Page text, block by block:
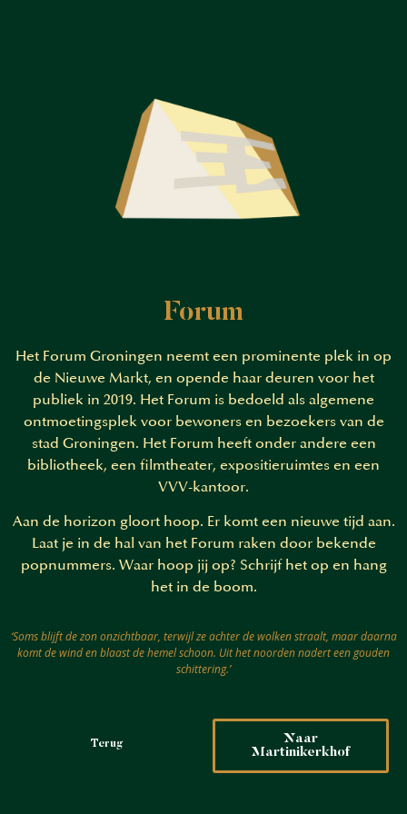
Forum
Het Forum Groningen neemt een prominente plek in op
de Nieuwe Markt, en opende haar deuren voor het
publiek in 2019. Het Forum is bedoeld als algemene
ontmoetingsplek voor bewoners en bezoekers van de
stad Groningen. Het Forum heeft onder andere een
bibliotheek, een filmtheater, expositieruimtes en een
VVV-kantoor.
Aan de horizon gloort hoop. Er komt een nieuwe tijd aan.
Laat je in de hal van het Forum raken door bekende
popnummers. Waar hoop jij op? Schrijf het op en hang
het in de boom.
‘Soms blijft de zon onzichtbaar, terwijl ze achter de wolken straalt, maar daarna
komt de wind en blaast de hemel schoon. Uit het noorden nadert een gouden
schittering.’
Terug
Naar
Martinikerkhof